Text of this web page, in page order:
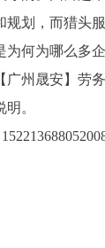
规划，而猎头
为何为哪么多
广州晟安】劳
。